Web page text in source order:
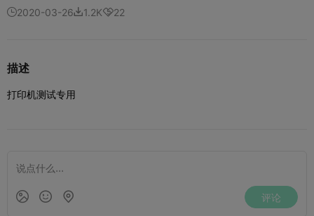
2020-03-261.2K22
描述
打印机测试专用